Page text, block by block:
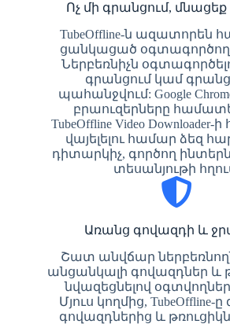
Ոչ մի գրանցում,
TubeOffline-ն ազատորեն
ցանկացած
Ներբեռնիչն
գրանցում կամ
պահանջվում: Google
բրաուզերները
TubeOffline Video
վայելելու համար ձեզ
դիտարկիչ, գործող
տեսանյութի
Առանց գովազդի և
Շատ անվճար
անցանկալի գովազդներ և
նվազեցնելով
Մյուս կողմից, TubeOffline-ը
գովազդներից և